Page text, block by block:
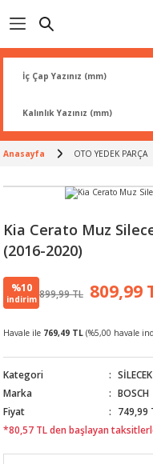
ÜRÜNLERİ
Anasayfa OTO YEDEK PARÇA
Kia Cerato Muz
(2016-2020)
%10
indirim 899,99 TL 809,99
Havale ile 769,49 TL (%5,00 havale
Kategori
SİLECEK
Marka
BOSCH
Fiyat
749,99
*80,57 TL den başlayan